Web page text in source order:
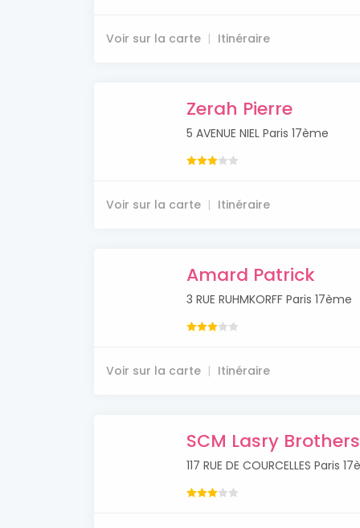
Voir sur la carte Itinéraire
Zerah Pierre
5 AVENUE NIEL Paris 17ème
Voir sur la carte Itinéraire
Amard Patrick
3 RUE RUHMKORFF Paris 17ème
Voir sur la carte Itinéraire
SCM Lasry Brothers
117 RUE DE COURCELLES Paris